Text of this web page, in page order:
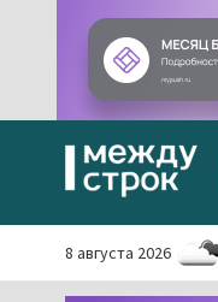
8 августа 2026